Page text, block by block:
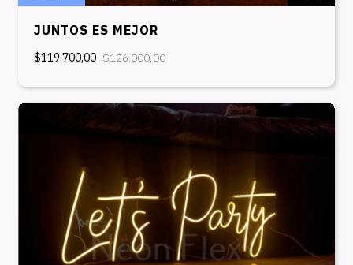
JUNTOS ES MEJOR
$119.700,00 $126.000,00